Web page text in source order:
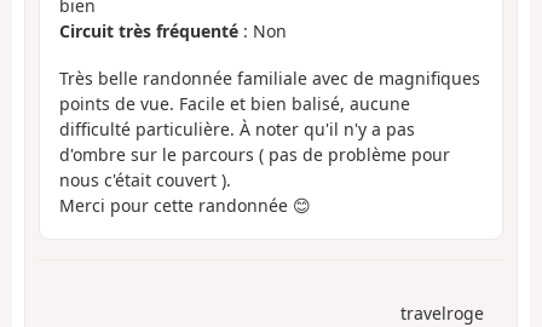
bien
Circuit très fréquenté : Non
Très belle randonnée familiale avec de magnifiques
points de vue. Facile et bien balisé, aucune
difficulté particulière. À noter qu'il n'y a pas
d'ombre sur le parcours ( pas de problème pour
nous c'était couvert ).
Merci pour cette randonnée 😊
travelroge